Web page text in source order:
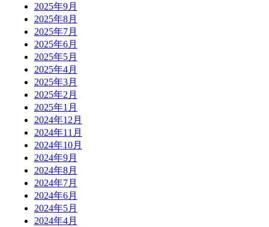
2025年9月
2025年8月
2025年7月
2025年6月
2025年5月
2025年4月
2025年3月
2025年2月
2025年1月
2024年12月
2024年11月
2024年10月
2024年9月
2024年8月
2024年7月
2024年6月
2024年5月
2024年4月